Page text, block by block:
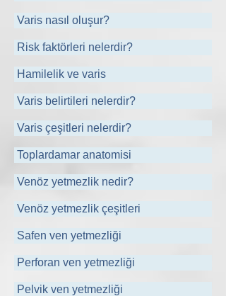
Varis nasıl oluşur?
Risk faktörleri nelerdir?
Hamilelik ve varis
Varis belirtileri nelerdir?
Varis çeşitleri nelerdir?
Toplardamar anatomisi
Venöz yetmezlik nedir?
Venöz yetmezlik çeşitleri
Safen ven yetmezliği
Perforan ven yetmezliği
Pelvik ven yetmezliği